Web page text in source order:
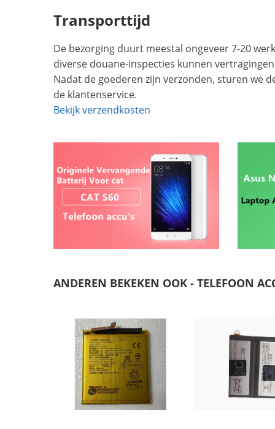
Transporttijd
De bezorging duurt meestal ongeveer 7-20
diverse douane-inspecties kunnen
Nadat de goederen zijn verzonden, sturen we
de klantenservice.
Bekijk verzendkosten
ANDEREN BEKEKEN OOK - TELEFOON